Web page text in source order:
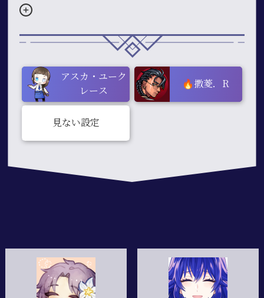
アスカ・ユーク
レース
🔥撒菱．R
見ない設定